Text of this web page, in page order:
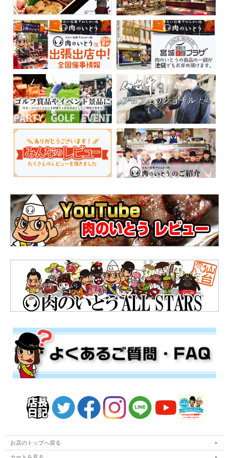
お店のトップへ戻る